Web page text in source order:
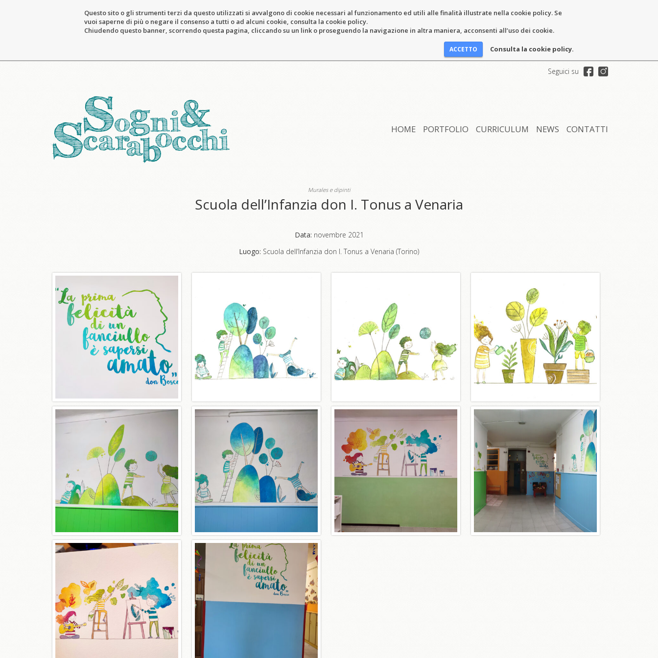
Questo sito o gli strumenti terzi da questo utilizzati si avvalgono di cookie necessari al funzionamento ed utili alle finalità illustrate nella cookie policy. Se
vuoi saperne di più o negare il consenso a tutti o ad alcuni cookie, consulta la cookie policy.
Chiudendo questo banner, scorrendo questa pagina, cliccando su un link o proseguendo la navigazione in altra maniera, acconsenti all’uso dei cookie.
Consulta la cookie policy.
Seguici su
HOME PORTFOLIO CURRICULUM NEWS CONTATTI
Murales e dipinti
Scuola dell’Infanzia don I. Tonus a Venaria
Data: novembre 2021
Luogo: Scuola dell’Infanzia don I. Tonus a Venaria (Torino)